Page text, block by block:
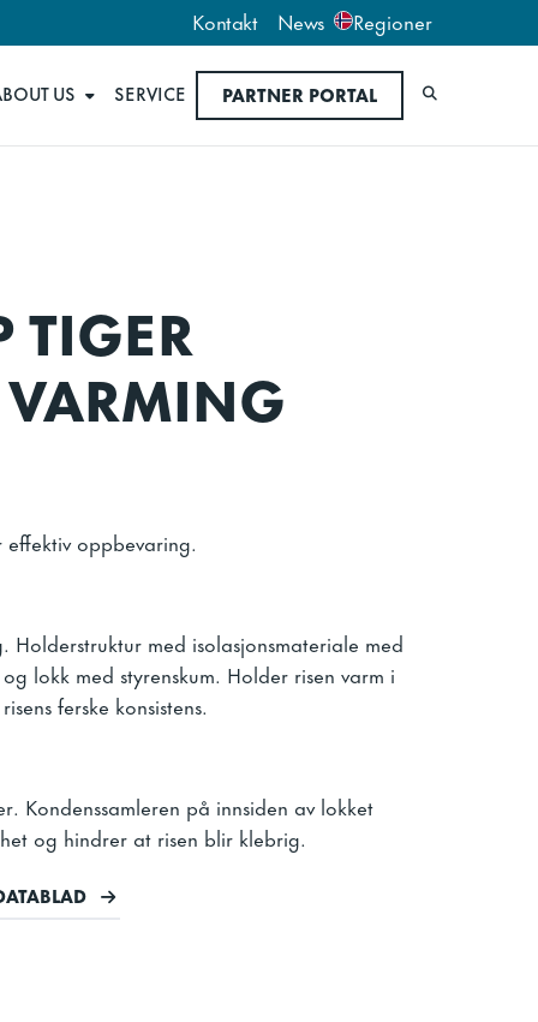
Kontakt News Regioner
US SERVICE PARTNER PORTAL Søk
TIGER
oppbevaring.
Holderstruktur med isolasjonsmateriale med
lokk med styrenskum. Holder risen varm i
ferske konsistens.
Kondenssamleren på innsiden av lokket
og hindrer at risen blir klebrig.